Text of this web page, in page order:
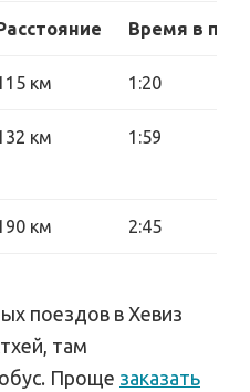
Время в
км 1:20
км 1:59
км 2:45
поездов в Хевиз
там
Проще заказать